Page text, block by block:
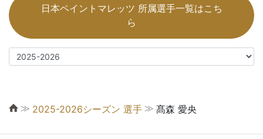
日本ペイントマレッツ 所属選手一覧はこち
ら
≫ 2025-2026シーズン 選手 ≫ 髙森 愛央